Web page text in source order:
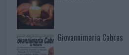
Giovannimaria Cabras